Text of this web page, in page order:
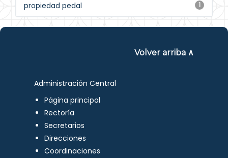
1
propiedad pedal
Volver arriba ∧
Administración Central
Página principal
Rectoría
Secretarios
Direcciones
Coordinaciones